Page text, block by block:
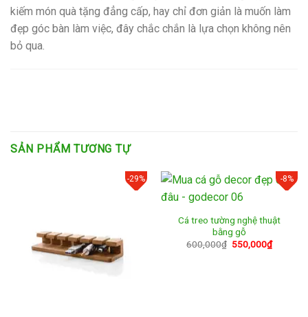
kiếm món quà tặng đẳng cấp, hay chỉ đơn giản là muốn làm
đẹp góc bàn làm việc, đây chắc chắn là lựa chọn không nên
bỏ qua.
SẢN PHẨM TƯƠNG TỰ
-29% -8%
Cá treo tường nghệ thuật
bằng gỗ
600,000₫ Giá
550,000₫Giá
hiện